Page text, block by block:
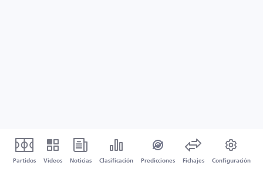
Partidos Vídeos Noticias Clasificación Predicciones Fichajes Configuración